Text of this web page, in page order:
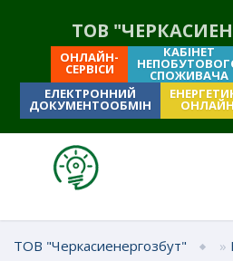
ТОВ
ОНЛАЙН-
СЕРВІСИ
КАБІНЕТ
СПОЖИВАЧА
ЕЛЕКТРОННИЙ
ДОКУМЕНТООБМІН ОНЛАЙН
ТОВ "Черкасиенергозбут" »